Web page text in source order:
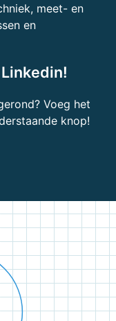
meet- en
en
Voeg het
knop!